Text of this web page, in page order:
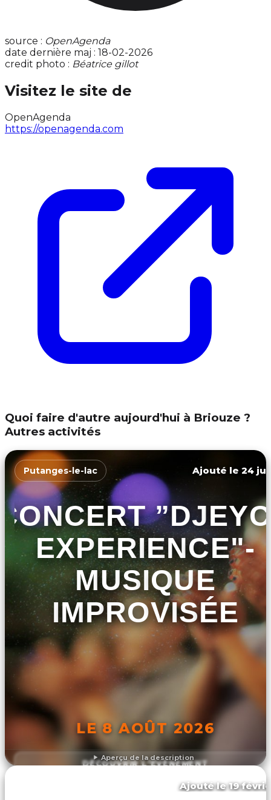
source : OpenAgenda
date dernière maj : 18-02-2026
credit photo : Béatrice gillot
Visitez le site de
OpenAgenda
https://openagenda.com
Quoi faire d'autre aujourd'hui à Briouze ?
Autres activités
Aperçu de la description
Putanges-le-lac Ajouté le 24
EXPERIENCE"-
MUSIQUE
IMPROVISÉE
LE 8 AOÛT 2026
DÉCOUVRIR L'ÉVÉNEMENT
Ajouté le 19